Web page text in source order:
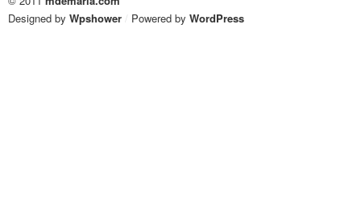
Designed by Wpshower / Powered by WordPress